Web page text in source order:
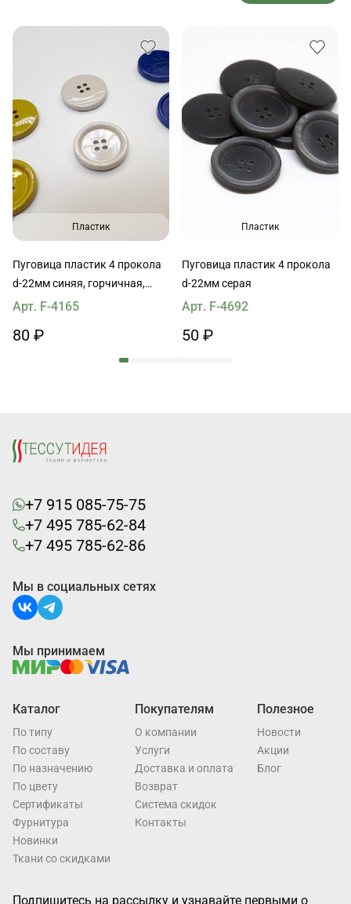
Пластик
Пуговица пластик 4 прокола
d-22мм синяя, горчичная,
светло-бежевая MaxMara
Арт. F-4165
80 ₽
Пластик
Пуговица пластик 4 прокола
d-22мм серая
Арт. F-4692
50 ₽
+7 915 085-75-75
+7 495 785-62-84
+7 495 785-62-86
Каталог
По типу
По составу
По назначению
По цвету
Cертификаты
Фурнитура
Новинки
Ткани со скидками
Покупателям
О компании
Услуги
Доставка и оплата
Возврат
Система скидок
Контакты
Полезное
Новости
Акции
Блог
Подпишитесь на рассылку и узнавайте первыми о
Мы в социальных сетях
Мы принимаем